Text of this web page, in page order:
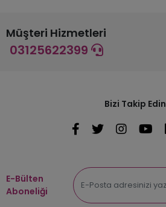
Müşteri Hizmetleri
03125622399
Bizi Takip Edin
E-Bülten
Aboneliği